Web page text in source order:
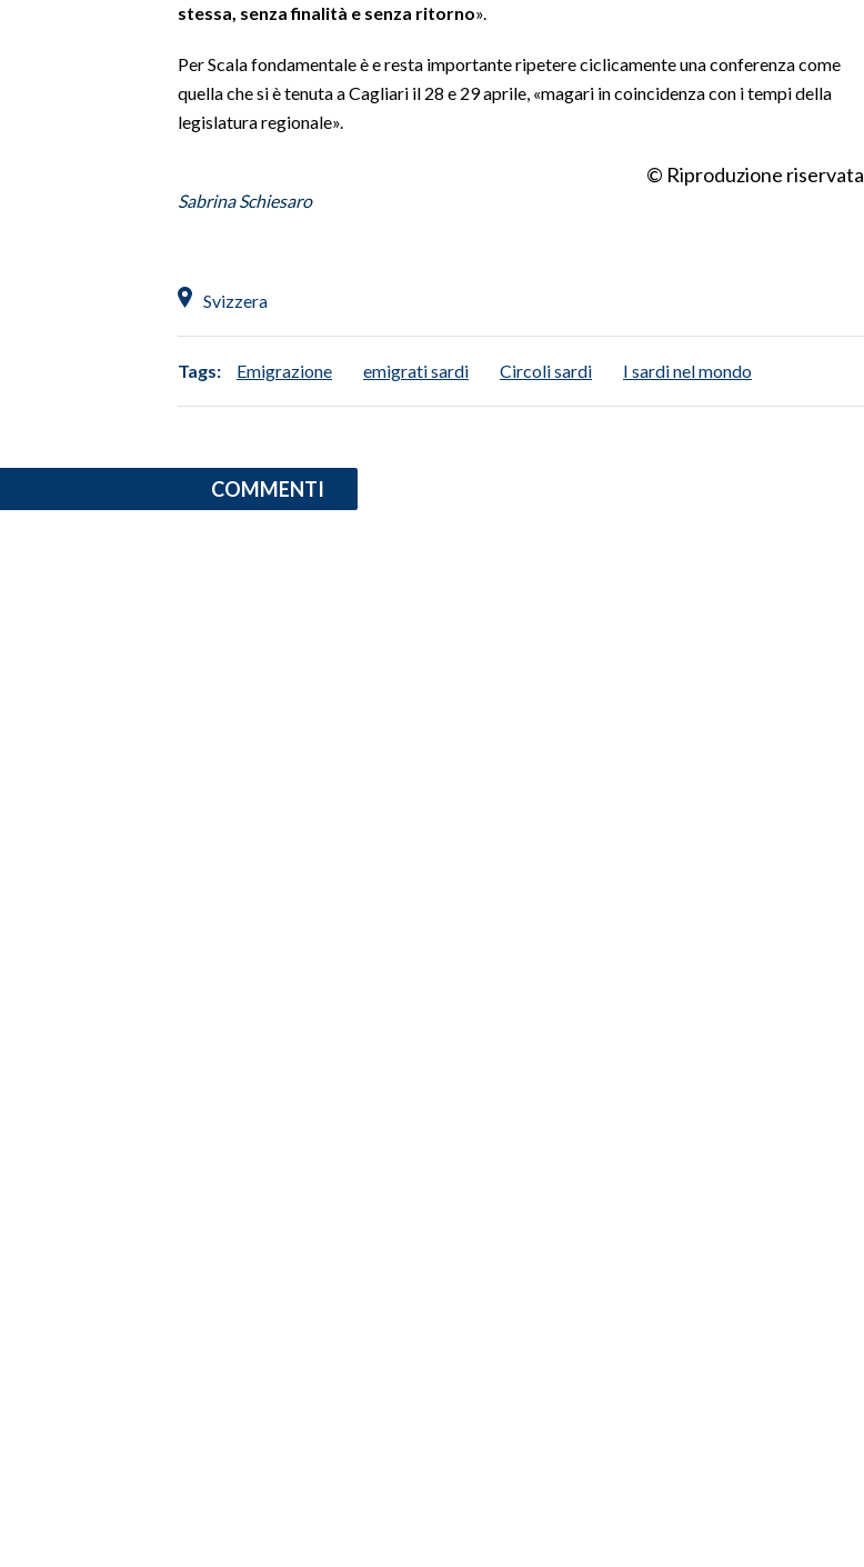
stessa, senza finalità e senza ritorno».
Per Scala fondamentale è e resta importante ripetere ciclicamente una conferenza come
quella che si è tenuta a Cagliari il 28 e 29 aprile, «magari in coincidenza con i tempi della
legislatura regionale».
© Riproduzione riservata
Sabrina Schiesaro
Svizzera
Tags: Emigrazione emigrati sardi Circoli sardi I sardi nel mondo
COMMENTI